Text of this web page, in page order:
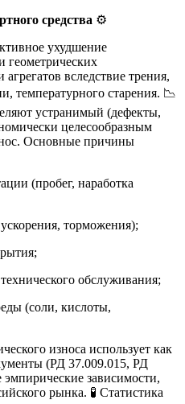
средства ⚙️
ухудшение
геометрических
агрегатов вследствие трения,
температурного старения. 📉
устранимый (дефекты,
целесообразным
Основные причины
(пробег, наработка
торможения);
обслуживания;
(соли, кислоты,
износа использует как
(РД 37.009.015, РД
зависимости,
рынка. 🧪 Статистика